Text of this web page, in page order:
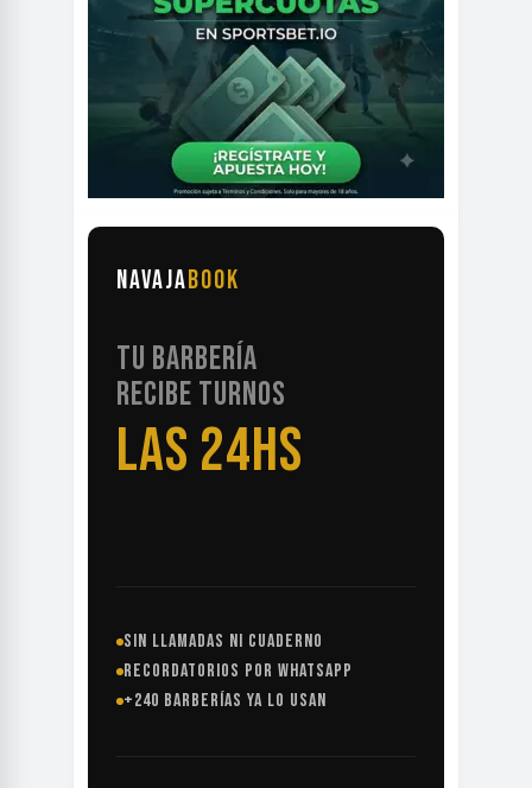
NAVAJABOOK
TU BARBERÍA
RECIBE TURNOS
LAS 24HS
SIN LLAMADAS NI CUADERNO
RECORDATORIOS POR WHATSAPP
+240 BARBERÍAS YA LO USAN